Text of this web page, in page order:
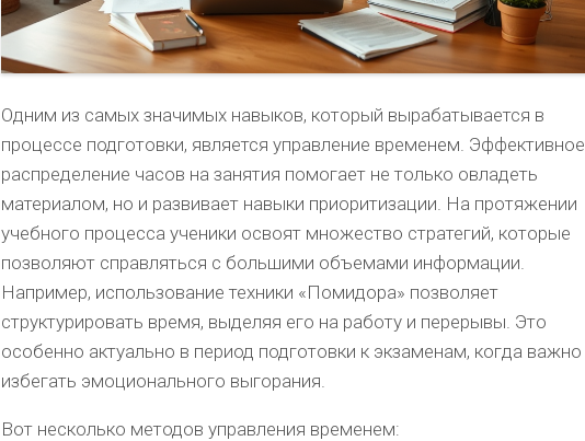
Одним из самых значимых навыков, который вырабатывается в
процессе подготовки, является управление временем. Эффективное
распределение часов на занятия помогает не только овладеть
материалом, но и развивает навыки приоритизации. На протяжении
учебного процесса ученики освоят множество стратегий, которые
позволяют справляться с большими объемами информации.
Например, использование техники «Помидора» позволяет
структурировать время, выделяя его на работу и перерывы. Это
особенно актуально в период подготовки к экзаменам, когда важно
избегать эмоционального выгорания.
Вот несколько методов управления временем: